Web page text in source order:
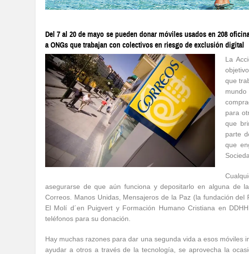
Del 7 al 20 de mayo se pueden donar móviles usados en208
a ONGs que trabajan con colectivos en riesgo de exclusión digital
La
que
para
que
parte
que
asegurarse de que aún funciona y depositarlo en alguna de
Correos. Manos Unidas, Mensajeros de la Paz (la fundación del
El Molí d´en Puigvert y Formación Humano Cristiana en
teléfonos para su donación.
Hay muchas razones para dar una segunda vida a esos móviles
ayudar a otros a través de la tecnología, se aprovecha la